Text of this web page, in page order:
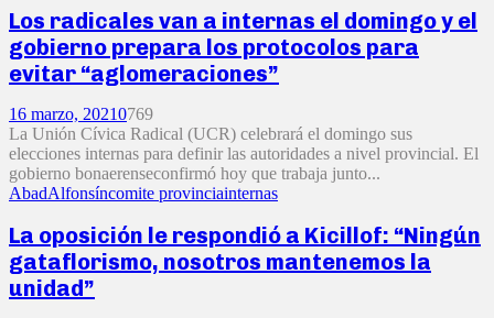
Los radicales van a internas el domingo y el
gobierno prepara los protocolos para
evitar “aglomeraciones”
16 marzo, 20210769
La Unión Cívica Radical (UCR) celebrará el domingo sus
elecciones internas para definir las autoridades a nivel provincial. El
gobierno bonaerenseconfirmó hoy que trabaja junto...
AbadAlfonsíncomite provinciainternas
La oposición le respondió a Kicillof: “Ningún
gataflorismo, nosotros mantenemos la
unidad”